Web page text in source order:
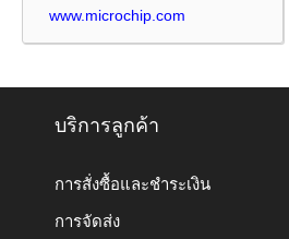
www.microchip.com
บริการลูกค้า
การสั่งซื้อและชำระเงิน
การจัดส่ง